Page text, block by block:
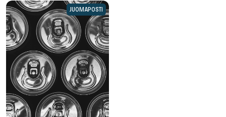
JUOMAPOSTI